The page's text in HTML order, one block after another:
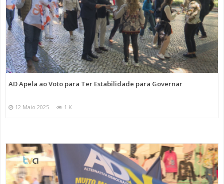
AD Apela ao Voto para Ter Estabilidade para Governar
12 Maio 2025 1 K